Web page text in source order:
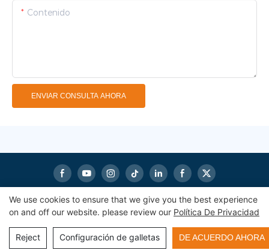
Contenido
ENVIAR CONSULTA AHORA
Derechos de autor© 2024eworldmachinery.com|Mapa del
sitio
Política de privacidad
We use cookies to ensure that we give you the best experience
on and off our website. please review our Política De Privacidad
Reject Configuración de galletas DE ACUERDO AHORA